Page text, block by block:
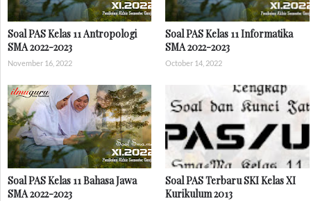
Soal PAS Kelas 11 Antropologi
SMA 2022-2023
November 16, 2022
Soal PAS Kelas 11 Informatika
SMA 2022-2023
October 14, 2022
Soal PAS Kelas 11 Bahasa Jawa
SMA 2022-2023
Soal PAS Terbaru SKI Kelas XI
Kurikulum 2013